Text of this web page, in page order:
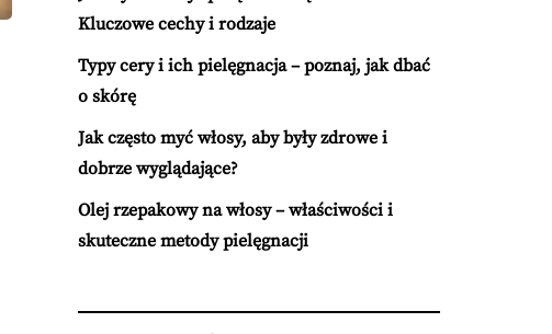
Kluczowe cechy i rodzaje
Typy cery i ich pielęgnacja – poznaj, jak dbać
o skórę
Jak często myć włosy, aby były zdrowe i
dobrze wyglądające?
Olej rzepakowy na włosy – właściwości i
skuteczne metody pielęgnacji